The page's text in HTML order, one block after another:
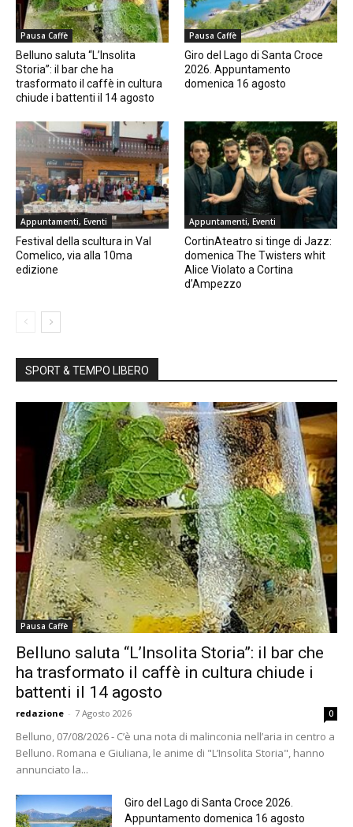
Pausa Caffè
Belluno saluta “L’Insolita
Storia”: il bar che ha
trasformato il caffè in cultura
chiude i battenti il 14 agosto
Pausa Caffè
Giro del Lago di Santa Croce
2026. Appuntamento
domenica 16 agosto
Appuntamenti, Eventi
Festival della scultura in Val
Comelico, via alla 10ma
edizione
Appuntamenti, Eventi
CortinAteatro si tinge di Jazz:
domenica The Twisters whit
Alice Violato a Cortina
d’Ampezzo
SPORT & TEMPO LIBERO
Pausa Caffè
Belluno saluta “L’Insolita Storia”: il bar che
ha trasformato il caffè in cultura chiude i
battenti il 14 agosto
redazione - 7 Agosto 2026 0
Belluno, 07/08/2026 - C’è una nota di malinconia nell’aria in centro a
Belluno. Romana e Giuliana, le anime di "L’Insolita Storia", hanno
annunciato la...
Giro del Lago di Santa Croce 2026.
Appuntamento domenica 16 agosto